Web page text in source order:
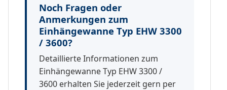
Noch Fragen oder
Anmerkungen zum
Einhängewanne Typ EHW 3300
/ 3600?
Detaillierte Informationen zum
Einhängewanne Typ EHW 3300 /
3600 erhalten Sie jederzeit gern per